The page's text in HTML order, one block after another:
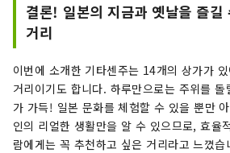
결론! 일본의 지금과 옛날을 즐길
거리
이번에 소개한 기타센주는 14개의 상가가
거리이기도 합니다. 하루만으로는 주위를
가 가득! 일본 문화를 체험할 수 있을 뿐만
인의 리얼한 생활만을 알 수 있으므로, 효율
람에게는 꼭 추천하고 싶은 거리라고 느꼈